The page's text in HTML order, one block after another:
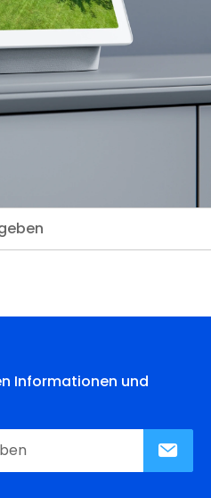
Informationen und